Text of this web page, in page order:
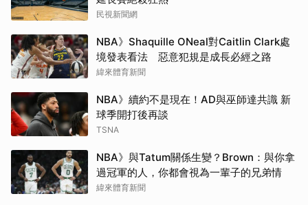
民視新聞網
NBA》Shaquille ONeal對Caitlin Clark處
境發表看法 惡意犯規是成長必經之路
緯來體育新聞
NBA》續約不是現在！AD與巫師達共識 新
球季開打後再談
TSNA
NBA》與Tatum關係生變？Brown：與你拿
過冠軍的人，你都會視為一輩子的兄弟情
緯來體育新聞